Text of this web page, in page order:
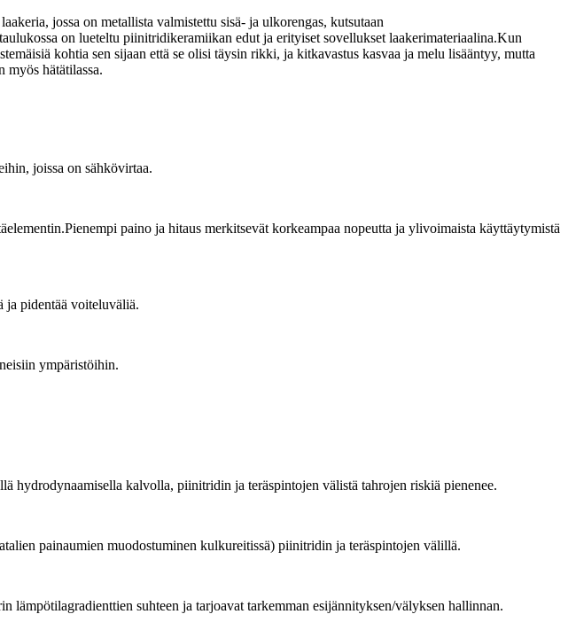
jossa on metallista valmistettu sisä- ja ulkorengas, kutsutaan
on lueteltu piinitridikeramiikan edut ja erityiset sovellukset laakerimateriaalina.Kun
kohtia sen sijaan että se olisi täysin rikki, ja kitkavastus kasvaa ja melu lisääntyy, mutta
hätätilassa.
joissa on sähkövirtaa.
paino ja hitaus merkitsevät korkeampaa nopeutta ja ylivoimaista käyttäytymistä
ja pidentää voiteluväliä.
ympäristöihin.
hydrodynaamisella kalvolla, piinitridin ja teräspintojen välistä tahrojen riskiä pienenee.
painaumien muodostuminen kulkureitissä) piinitridin ja teräspintojen välillä.
suhteen ja tarjoavat tarkemman esijännityksen/välyksen hallinnan.